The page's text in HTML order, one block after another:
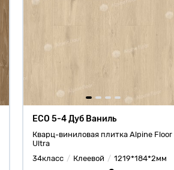
ECO 5-4 Дуб Ваниль
Кварц-виниловая плитка Alpine Floor
Ultra
34класс
Клеевой 1219*184*2мм